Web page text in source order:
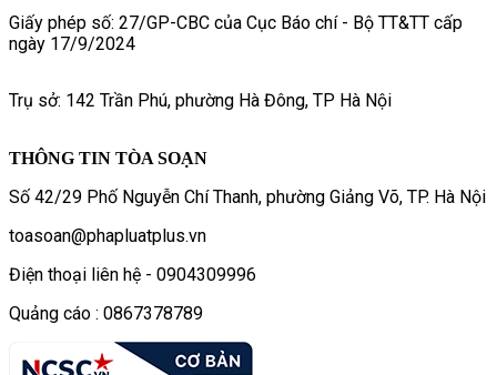
Giấy phép số: 27/GP-CBC của Cục Báo chí - Bộ TT&TT cấp
ngày 17/9/2024
Trụ sở: 142 Trần Phú, phường Hà Đông, TP Hà Nội
THÔNG TIN TÒA SOẠN
Số 42/29 Phố Nguyễn Chí Thanh, phường Giảng Võ, TP. Hà Nội
toasoan@phapluatplus.vn
Điện thoại liên hệ - 0904309996
Quảng cáo : 0867378789